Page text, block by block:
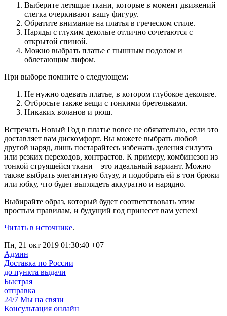
Выберите летящие ткани, которые в момент движений
слегка очеркивают вашу фигуру.
Обратите внимание на платья в греческом стиле.
Наряды с глухим декольте отлично сочетаются с
открытой спиной.
Можно выбрать платье с пышным подолом и
облегающим лифом.
При выборе помните о следующем:
Не нужно одевать платье, в котором глубокое декольте.
Отбросьте также вещи с тонкими бретельками.
Никаких воланов и рюш.
Встречать Новый Год в платье вовсе не обязательно, если это
доставляет вам дискомфорт. Вы можете выбрать любой
другой наряд, лишь постарайтесь избежать деления силуэта
или резких переходов, контрастов. К примеру, комбинезон из
тонкой струящейся ткани – это идеальный вариант. Можно
также выбрать элегантную блузу, и подобрать ей в тон брюки
или юбку, что будет выглядеть аккуратно и нарядно.
Выбирайте образ, который будет соответствовать этим
простым правилам, и будущий год принесет вам успех!
Читать в источнике.
Пн, 21 окт 2019 01:30:40 +07
Админ
Доставка по России
до пункта выдачи
Быстрая
отправка
24/7 Мы на связи
Консультация онлайн